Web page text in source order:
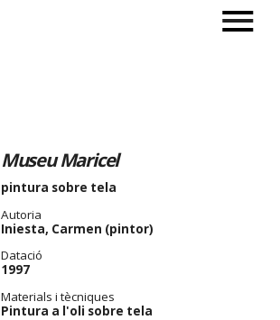
Museu Maricel
pintura sobre tela
Autoria
Iniesta, Carmen (pintor)
Datació
1997
Materials i tècniques
Pintura a l'oli sobre tela